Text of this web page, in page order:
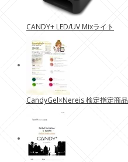
CANDY+ LED/UV Mixライト
CandyGel×Nereis 検定指定商品